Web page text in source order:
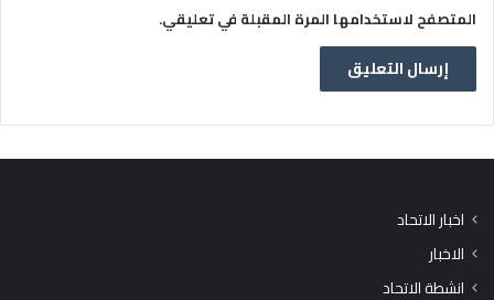
المتصفح لاستخدامها المرة المقبلة في تعليقي.
اخبار الاتحاد
الاخبار
انشطة الاتحاد